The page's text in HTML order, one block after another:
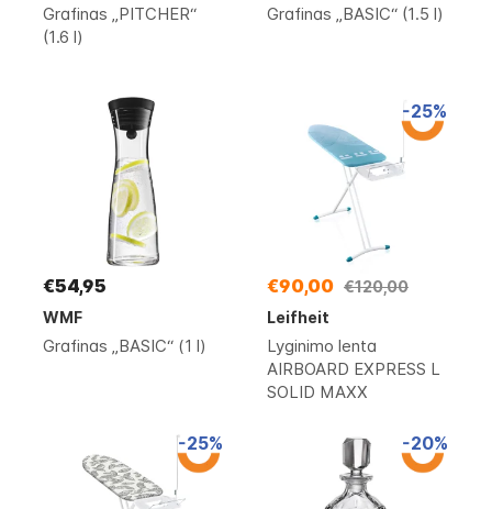
Grafinas „PITCHER“
(1.6 l)
Grafinas „BASIC“ (1.5 l)
€54,95
WMF
Grafinas „BASIC“ (1 l)
-25%
€90,00 €120,00
Leifheit
Lyginimo lenta
AIRBOARD EXPRESS L
SOLID MAXX
-25% -20%